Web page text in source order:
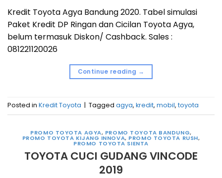
Kredit Toyota Agya Bandung 2020. Tabel simulasi
Paket Kredit DP Ringan dan Cicilan Toyota Agya,
belum termasuk Diskon/ Cashback. Sales :
081221120026
Continue reading →
Posted in Kredit Toyota | Tagged agya, kredit, mobil, toyota
PROMO TOYOTA AGYA, PROMO TOYOTA BANDUNG,
PROMO TOYOTA KIJANG INNOVA, PROMO TOYOTA RUSH,
PROMO TOYOTA SIENTA
TOYOTA CUCI GUDANG VINCODE
2019